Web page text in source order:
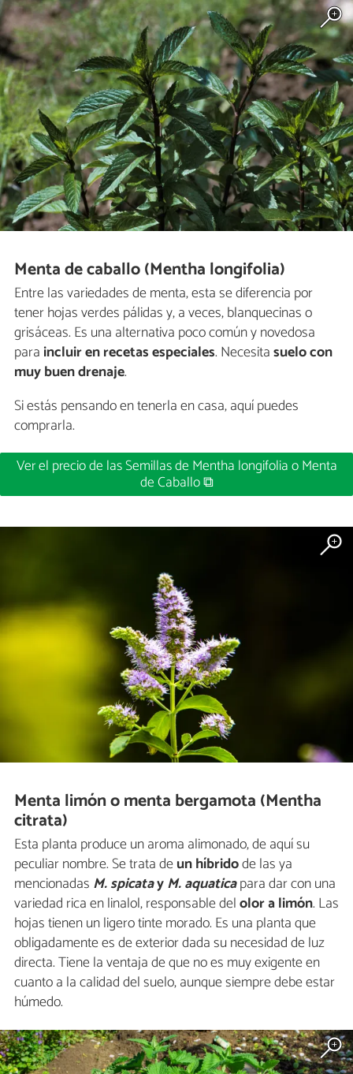
Menta de caballo (Mentha longifolia)
Entre las variedades de menta, esta se diferencia por
tener hojas verdes pálidas y, a veces, blanquecinas o
grisáceas. Es una alternativa poco común y novedosa
para incluir en recetas especiales. Necesitasuelo con
muy buen drenaje.
Si estás pensando en tenerla en casa, aquí puedes
comprarla.
Ver el precio de las Semillas de Mentha longifolia o Menta
de Caballo ⧉
Menta limón o menta bergamota (Mentha
citrata)
Esta planta produce un aroma alimonado, de aquí su
peculiar nombre. Se trata deun híbridode las ya
mencionadas M. spicatayM. aquaticapara dar con una
variedad rica en linalol, responsable delolor a limón. Las
hojas tienen un ligero tinte morado. Es una planta que
obligadamente es de exterior dada su necesidad de luz
directa. Tiene la ventaja de que no es muy exigente en
cuanto a la calidad del suelo, aunque siempre debe estar
húmedo.